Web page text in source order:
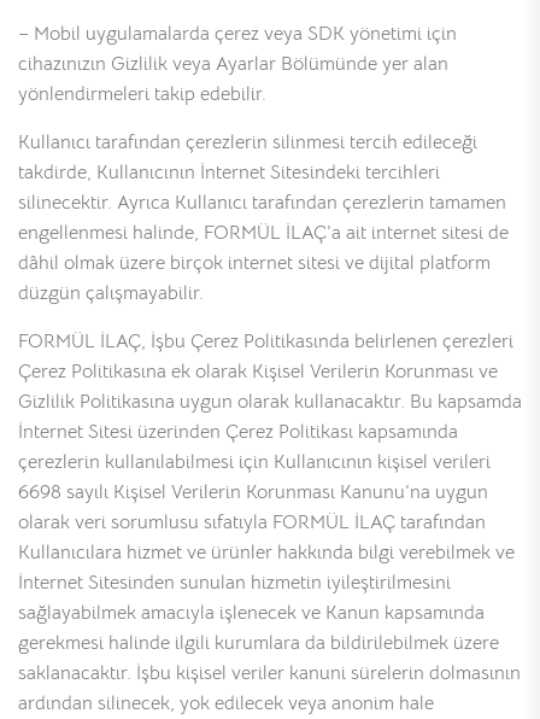
– Mobil uygulamalarda çerez veya SDK yönetimi için
cihazınızın Gizlilik veya Ayarlar Bölümünde yer alan
yönlendirmeleri takip edebilir.
Kullanıcı tarafından çerezlerin silinmesi tercih edileceği
takdirde, Kullanıcının İnternet Sitesindeki tercihleri
silinecektir. Ayrıca Kullanıcı tarafından çerezlerin tamamen
engellenmesi halinde, FORMÜL İLAÇ’a ait internet sitesi de
dâhil olmak üzere birçok internet sitesi ve dijital platform
düzgün çalışmayabilir.
FORMÜL İLAÇ, İşbu Çerez Politikasında belirlenen çerezleri
Çerez Politikasına ek olarak Kişisel Verilerin Korunması ve
Gizlilik Politikasına uygun olarak kullanacaktır. Bu kapsamda
İnternet Sitesi üzerinden Çerez Politikası kapsamında
çerezlerin kullanılabilmesi için Kullanıcının kişisel verileri
6698 sayılı Kişisel Verilerin Korunması Kanunu’na uygun
olarak veri sorumlusu sıfatıyla FORMÜL İLAÇ tarafından
Kullanıcılara hizmet ve ürünler hakkında bilgi verebilmek ve
İnternet Sitesinden sunulan hizmetin iyileştirilmesini
sağlayabilmek amacıyla işlenecek ve Kanun kapsamında
gerekmesi halinde ilgili kurumlara da bildirilebilmek üzere
saklanacaktır. İşbu kişisel veriler kanuni sürelerin dolmasının
ardından silinecek, yok edilecek veya anonim hale